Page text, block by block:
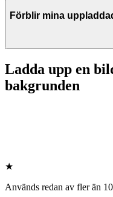
Förblir mina
Ladda upp en
bakgrunden
★
Används redan av fler än